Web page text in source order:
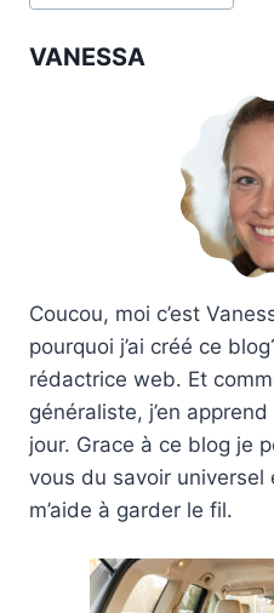
VANESSA
Coucou, moi c’est
pourquoi j’ai créé ce
rédactrice web. Et
généraliste, j’en
jour. Grace à ce blog je
vous du savoir universel
m’aide à garder le fil.